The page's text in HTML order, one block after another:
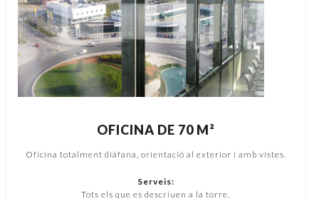
OFICINA DE 70 M²
Oficina totalment diàfana, orientació al exterior i amb vistes.
Serveis:
Tots els que es descriuen a la torre.